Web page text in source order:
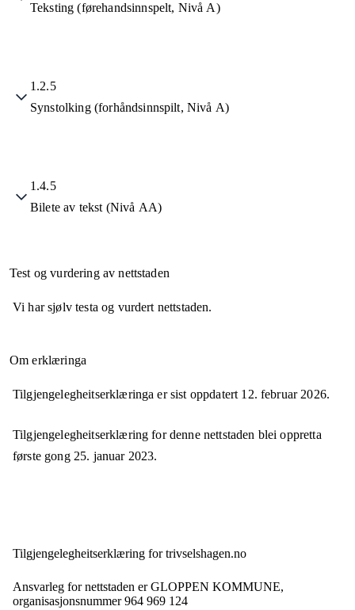
Teksting (førehandsinnspelt, Nivå A)
1.2.5
Synstolking (forhåndsinnspilt, Nivå A)
1.4.5
Bilete av tekst (Nivå AA)
Test og vurdering av nettstaden
Vi har sjølv testa og vurdert nettstaden.
Om erklæringa
Tilgjengelegheitserklæringa er sist oppdatert 12. februar 2026.
Tilgjengelegheitserklæring for denne nettstaden blei oppretta
første gong 25. januar 2023.
Tilgjengelegheits­erklæring fortrivselshagen.no
Ansvarleg for nettstaden erGLOPPEN KOMMUNE,
organisasjonsnummer 964 969 124